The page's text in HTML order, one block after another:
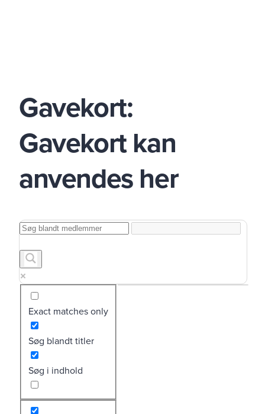
Gavekort:
Gavekort kan
anvendes her
Exact matches only
Søg blandt titler
Søg i indhold
En del af gavekortet
Bog og Ide
En del af gavekortet